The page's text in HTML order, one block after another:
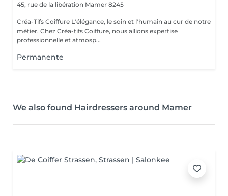
45, rue de la libération Mamer 8245
Créa-Tifs Coiffure L'élégance, le soin et l'humain au cur de notre
métier. Chez Créa-tifs Coiffure, nous allions expertise
professionnelle et atmosp...
Permanente
We also found Hairdressers around Mamer